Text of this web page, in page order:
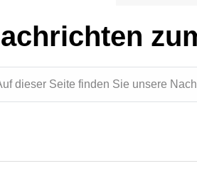
dieser Seite finden Sie unsere